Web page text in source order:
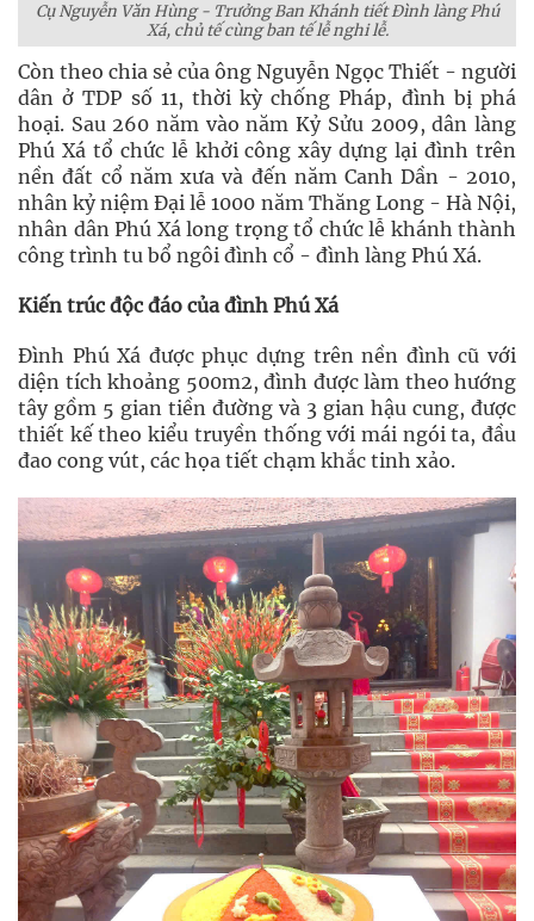
Cụ Nguyễn Văn Hùng - Trưởng Ban Khánh tiết Đình làng Phú
Xá, chủ tế cùng ban tế lễ nghi lễ.
Còn theo chia sẻ của ông Nguyễn Ngọc Thiết - người
dân ở TDP số 11, thời kỳ chống Pháp, đình bị phá
hoại. Sau 260 năm vào năm Kỷ Sửu 2009, dân làng
Phú Xá tổ chức lễ khởi công xây dựng lại đình trên
nền đất cổ năm xưa và đến năm Canh Dần - 2010,
nhân kỷ niệm Đại lễ 1000 năm Thăng Long - Hà Nội,
nhân dân Phú Xá long trọng tổ chức lễ khánh thành
công trình tu bổ ngôi đình cổ - đình làng Phú Xá.
Kiến trúc độc đáo của đình Phú Xá
Đình Phú Xá được phục dựng trên nền đình cũ với
diện tích khoảng 500m2, đình được làm theo hướng
tây gồm 5 gian tiền đường và 3 gian hậu cung, được
thiết kế theo kiểu truyền thống với mái ngói ta, đầu
đao cong vút, các họa tiết chạm khắc tinh xảo.